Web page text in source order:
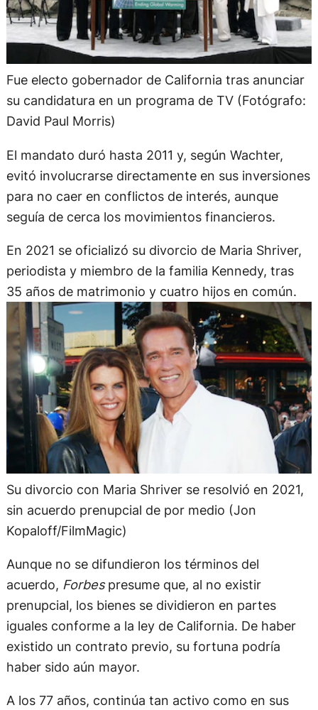
Fue electo gobernador de California tras anunciar
su candidatura en un programa de TV (Fotógrafo:
David Paul Morris)
El mandato duró hasta 2011 y, según Wachter,
evitó involucrarse directamente en sus inversiones
para no caer en conflictos de interés, aunque
seguía de cerca los movimientos financieros.
En 2021 se oficializó su divorcio de Maria Shriver,
periodista y miembro de la familia Kennedy, tras
35 años de matrimonio y cuatro hijos en común.
Su divorcio con Maria Shriver se resolvió en 2021,
sin acuerdo prenupcial de por medio (Jon
Kopaloff/FilmMagic)
Aunque no se difundieron los términos del
acuerdo, Forbespresume que, al no existir
prenupcial, los bienes se dividieron en partes
iguales conforme a la ley de California. De haber
existido un contrato previo, su fortuna podría
haber sido aún mayor.
A los 77 años, continúa tan activo como en sus